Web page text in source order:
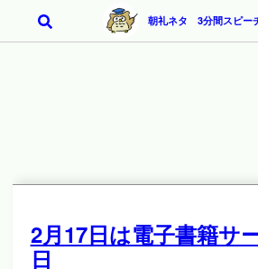
朝礼ネタ 3分間スピー
2月17日は電子書籍サ
日